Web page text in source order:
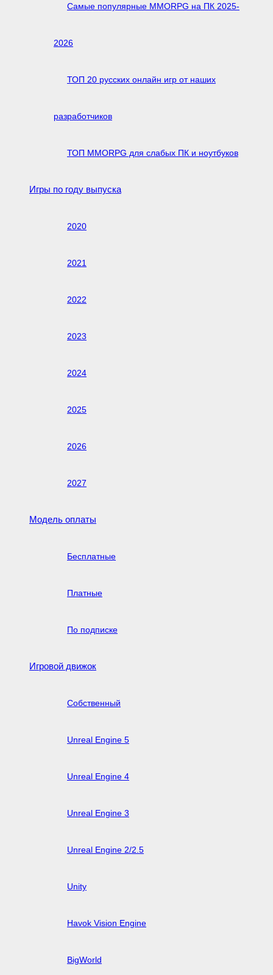
Самые популярные MMORPG на ПК 2025-
2026
ТОП 20 русских онлайн игр от наших
разработчиков
ТОП MMORPG для слабых ПК и ноутбуков
Игры по году выпуска
2020
2021
2022
2023
2024
2025
2026
2027
Модель оплаты
Бесплатные
Платные
По подписке
Игровой движок
Собственный
Unreal Engine 5
Unreal Engine 4
Unreal Engine 3
Unreal Engine 2/2.5
Unity
Havok Vision Engine
BigWorld